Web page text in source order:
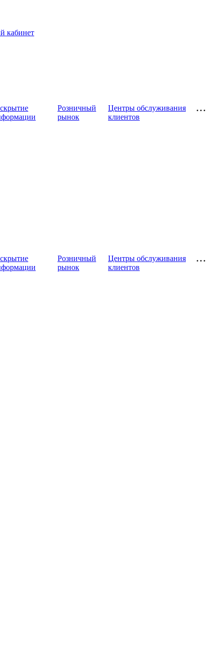
кабинет
Розничный
рынок
Центры обслуживания
клиентов
Розничный
рынок
Центры обслуживания
клиентов